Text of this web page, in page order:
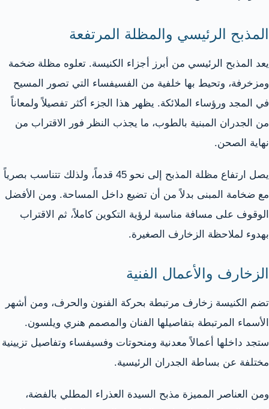
المذبح الرئيسي والمظلة المرتفعة
يعد المذبح الرئيسي من أبرز أجزاء الكنيسة. تعلوه مظلة ضخمة
ومزخرفة، وتحيط بها خلفية من الفسيفساء التي تصور المسيح
في المجد ورؤساء الملائكة. يظهر هذا الجزء أكثر تفصيلاً ولمعاناً
من الجدران المبنية بالطوب، ما يجذب النظر فور الاقتراب من
نهاية الصحن.
يصل ارتفاع مظلة المذبح إلى نحو 45 قدماً، ولذلك تتناسب بصرياً
مع ضخامة المبنى بدلاً من أن تضيع داخل المساحة. ومن الأفضل
الوقوف على مسافة مناسبة لرؤية التكوين كاملاً، ثم الاقتراب
بهدوء لملاحظة الزخارف الصغيرة.
الزخارف والأعمال الفنية
تضم الكنيسة زخارف مرتبطة بحركة الفنون والحرف، ومن أشهر
الأسماء المرتبطة بتفاصيلها الفنان والمصمم هنري ويلسون.
ستجد داخلها أعمالاً معدنية ومنحوتات وفسيفساء وتفاصيل تزيينية
مختلفة عن بساطة الجدران الرئيسية.
ومن العناصر المميزة مذبح السيدة العذراء المطلي بالفضة،